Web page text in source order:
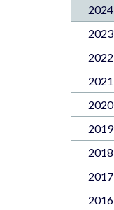
2024
2023
2022
2021
2020
2019
2018
2017
2016